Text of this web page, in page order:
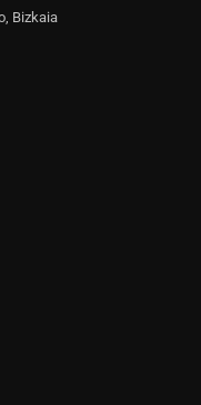
Bizkaia